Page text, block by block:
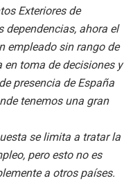
Exteriores de
dependencias, ahora el
empleado sin rango de
en toma de decisiones y
presencia de España
tenemos una gran
se limita a tratar la
pero esto no es
a otros países.